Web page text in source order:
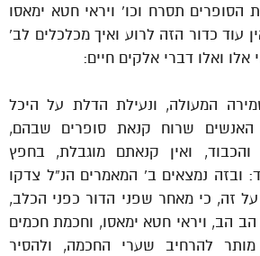
הסופרים תסרח וכו’ ויראי חטא ימאסו
עוד כדור הזה לרוע ואיך מכלכלים לב’
ואלו דברי אלקים חיים:
המעולה, ונעילת הדלת על היכל
שרוח קנאת סופרים שבהם,
ואין קנאתם מוגבלת, בחפץ
ובזה נמצאים ב’ המאמרים הנ”ל צדקו
על זה, כי מאחר שפני הדור כפני הכלב,
הב, ויראי חטא ימאסו, וחכמת חכמים
להרחיב שערי החכמה, ולהסיר